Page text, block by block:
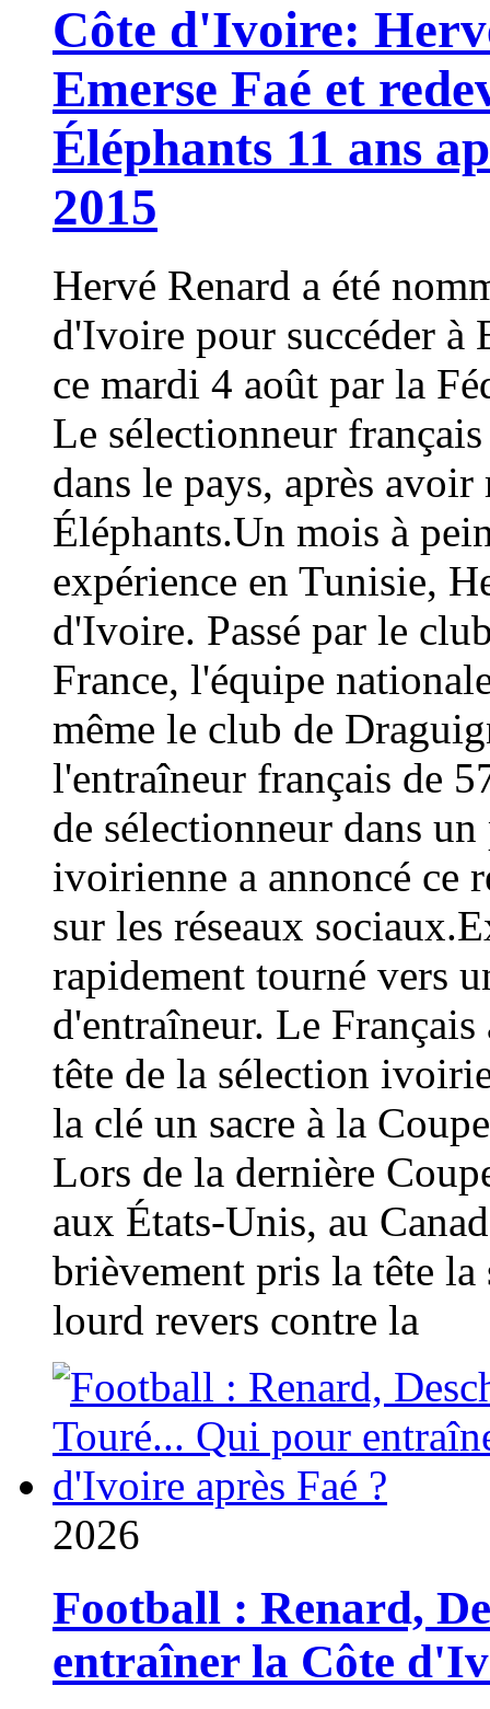
Côte d'Ivoire:
Emerse Faé et
Éléphants 11 ans
2015
Hervé Renard a été
d'Ivoire pour succéder à
ce mardi 4 août par la
Le sélectionneur
dans le pays, après
Éléphants.Un mois à
expérience en Tunisie,
d'Ivoire. Passé par le
France, l'équipe
même le club de
l'entraîneur français de
de sélectionneur dans
ivoirienne a annoncé ce
sur les réseaux
rapidement tourné vers
d'entraîneur. Le
tête de la sélection
la clé un sacre à la
Lors de la dernière
aux États-Unis, au
brièvement pris la tête
lourd revers contre la
2026
Football : Renard,
entraîner la Côte